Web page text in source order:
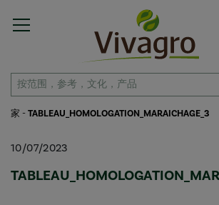
家 -TABLEAU_HOMOLOGATION_MARAICHAGE_3
10/07/2023